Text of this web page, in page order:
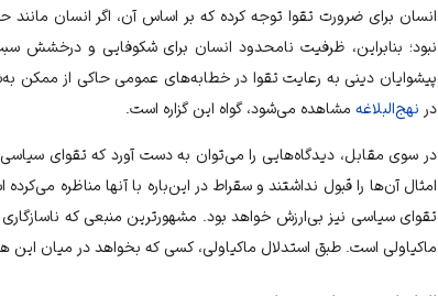
انسان برای ضرورت تقوا توجه کرده که بر اساس آن، اگر انسان
نبود؛ بنابراین، ظرفیت نامحدود انسان برای شکوفایی و درخشش
پیشوایان دینی به رعایت تقوا در خطابه‌های عمومی حاکی از ممکن
در نهج‌البلاغه مشاهده می‌شود، گواه این گزاره است.
در سوی مقابل، دیدگاه‌هایی را می‌توان به دست آورد که تقوای سیاسی
امثال آن‌ها را قبول نداشتند وسقراط در این‌باره با آنها مناظره
تقوای سیاسی نیز بی‌ارزش خواهد بود. مشهورترین منبعی که
ماکیاولی است. طبق استدلال ماکیاولی، کسی که بخواهد در میان این